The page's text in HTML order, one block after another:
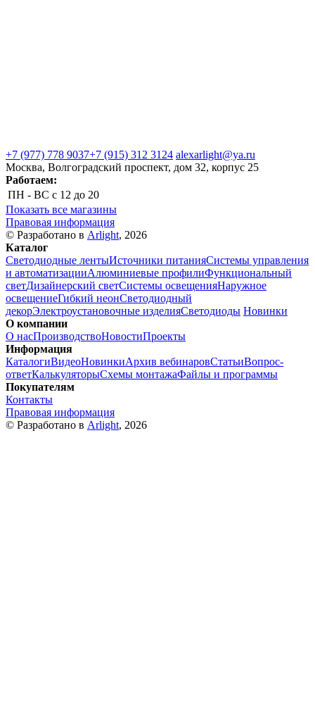
+7 (977) 778 9037+7 (915) 312 3124 alexarlight@ya.ru
Москва, Волгоградский проспект, дом 32, корпус 25
Работаем:
ПН - ВС с 12 до 20
Показать все магазины
Правовая информация
© Разработано в Arlight, 2026
Каталог
Светодиодные лентыИсточники питанияСистемы управления
и автоматизацииАлюминиевые профилиФункциональный
светДизайнерский светСистемы освещенияНаружное
освещениеГибкий неонСветодиодный
декорЭлектроустановочные изделияСветодиоды Новинки
О компании
О насПроизводствоНовостиПроекты
Информация
КаталогиВидеоНовинкиАрхив вебинаровСтатьиВопрос-
ответКалькуляторыСхемы монтажаФайлы и программы
Покупателям
Контакты
Правовая информация
© Разработано в Arlight, 2026